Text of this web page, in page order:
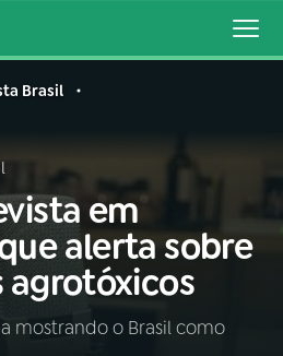
AO VIVO
Brasil
em
alerta sobre
agrotóxicos
mostrando o Brasil como